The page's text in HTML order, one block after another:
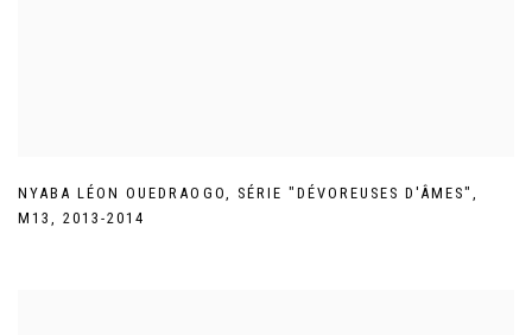
NYABA LÉON OUEDRAOGO, SÉRIE "DÉVOREUSES D'ÂMES",
M13,2013-2014